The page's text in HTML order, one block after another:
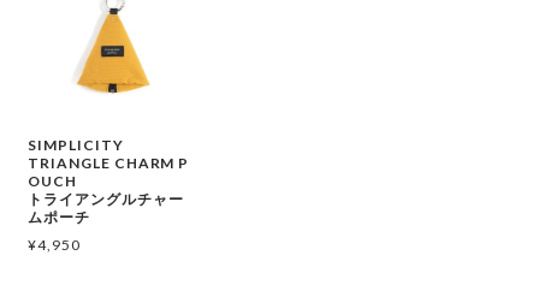
SIMPLICITY
TRIANGLE CHARM P
OUCH
トライアングルチャー
ムポーチ
¥4,950